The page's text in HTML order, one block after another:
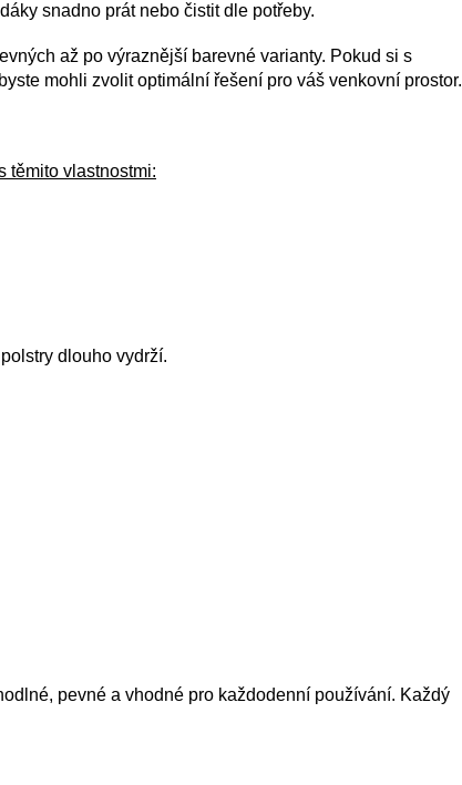
snadno prát nebo čistit dle potřeby.
až po výraznější barevné varianty. Pokud si s
mohli zvolit optimální řešení pro váš venkovní prostor.
těmito vlastnostmi:
dlouho vydrží.
pevné a vhodné pro každodenní používání. Každý